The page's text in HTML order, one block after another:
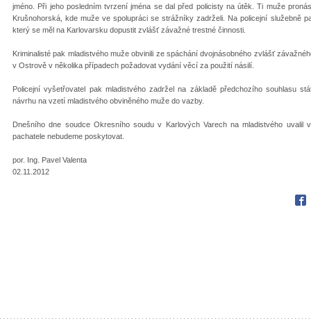
jméno. Při jeho posledním tvrzení jména se dal před policisty na útěk. Ti muže
Krušnohorská, kde muže ve spolupráci se strážníky zadrželi. Na policejní služebně
který se měl na Karlovarsku dopustit zvlášť závažné trestné činnosti.
Kriminalisté pak mladistvého muže obvinili ze spáchání dvojnásobného zvlášť
v Ostrově v několika případech požadovat vydání věcí za použití násilí.
Policejní vyšetřovatel pak mladistvého zadržel na základě předchozího souhlasu
návrhu na vzetí mladistvého obviněného muže do vazby.
Dnešního dne soudce Okresního soudu v Karlových Varech na mladistvého
pachatele nebudeme poskytovat.
por. Ing. Pavel Valenta
02.11.2012